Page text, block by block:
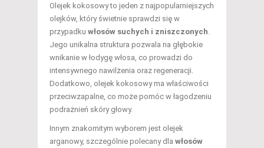
Olejek kokosowy to jeden z najpopularniejszych
olejków, który świetnie sprawdzi się w
przypadku włosów suchych i zniszczonych
Jego unikalna struktura pozwala na głębokie
wnikanie w łodygę włosa, co prowadzi do
intensywnego nawilżenia oraz regeneracji.
Dodatkowo, olejek kokosowy ma właściwości
przeciwzapalne, co może pomóc w łagodzeniu
podrażnień skóry głowy.
Innym znakomitym wyborem jest olejek
arganowy, szczególnie polecany dla włosów